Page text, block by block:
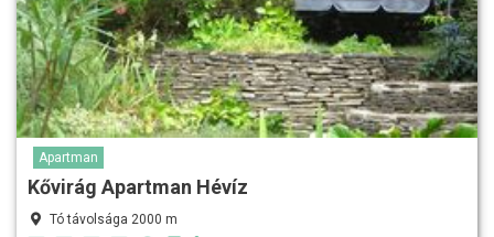
Apartman
Kővirág Apartman Hévíz
Tó távolsága 2000 m